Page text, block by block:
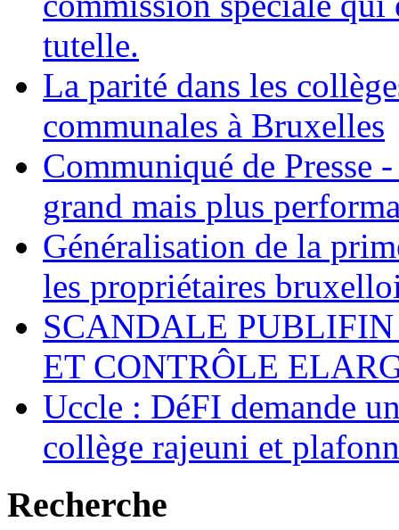
tutelle.
La parité dans les
communales à Bruxelles
Communiqué de Presse
grand mais plus
Généralisation de la
les propriétaires
SCANDALE
ET CONTRÔLE
Uccle : DéFI demande
collège rajeuni et
Recherche